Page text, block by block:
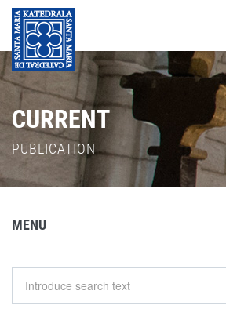
CURRENT
PUBLICATION
MENU